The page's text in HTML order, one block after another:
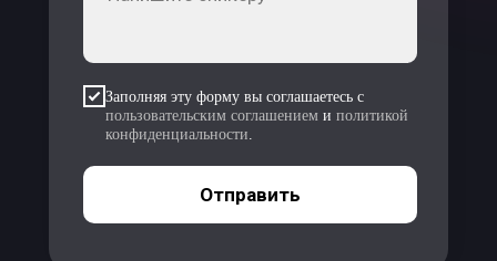
Заполняя эту форму вы соглашаетесь с
пользовательским соглашением и политикой
конфиденциальности.
Отправить